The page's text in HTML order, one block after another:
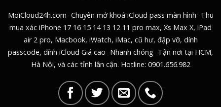
MoiCloud24h.com- Chuyên mở khoá iCloud pass màn hình- Thu
mua xác iPhone 17 16 15 14 13 12 11 pro max, Xs Max X, iPad
air 2 pro, Macbook, iWatch, iMac, cũ hư, đập vỡ, dính
passcode, dính iCloud Giá cao- Nhanh chóng- Tận nơi tại HCM,
Hà Nội, và các tỉnh lân cận. Hotline: 0901.656.982